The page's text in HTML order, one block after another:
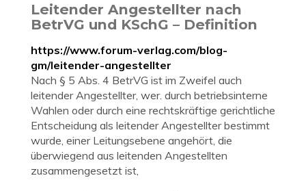
Leitender Angestellter nach
BetrVG und KSchG – Definition
https://www.forum-verlag.com/blog-
gm/leitender-angestellter
Nach § 5 Abs. 4 BetrVG ist im Zweifel auch
leitender Angestellter, wer. durch betriebsinterne
Wahlen oder durch eine rechtskräftige gerichtliche
Entscheidung als leitender Angestellter bestimmt
wurde, einer Leitungsebene angehört, die
überwiegend aus leitenden Angestellten
zusammengesetzt ist,